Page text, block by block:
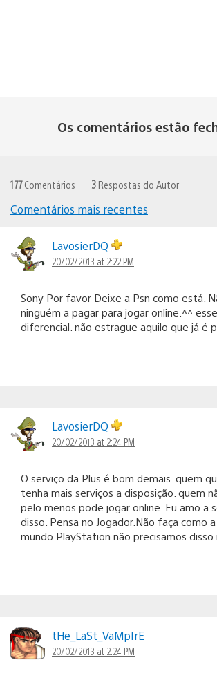
Os comentários estão
177Comentários 3 Respostas do Autor
de
comentários
Comentários mais recentes
LavosierDQ
20/02/2013 at 2:22 PM
Sony Por favor Deixe a Psn como está.
ninguém a pagar para jogar online.^^
diferencial. não estrague aquilo que já é
LavosierDQ
20/02/2013 at 2:24 PM
O serviço da Plus é bom demais. quem
tenha mais serviços a disposição. quem
pelo menos pode jogar online. Eu amo a
disso. Pensa no Jogador.Não faça como
mundo PlayStation não precisamos disso
tHe_LaSt_VaMpIrE
20/02/2013 at 2:24 PM